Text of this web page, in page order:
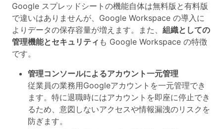
Google スプレッドシートの機能自体は無料版と有料版
で違いはありませんが、Google Workspace の導入に
よりデータの保存容量が増えます。また、 組織としての
管理機能とセキュリティ も Google Workspace の特徴
です。
管理コンソールによるアカウント一元管理
従業員の業務用Googleアカウントを一元管理でき
ます。特に退職時にはアカウントを即座に停止でき
るため、意図しないアクセスや情報漏洩のリスクを
防ぎます。